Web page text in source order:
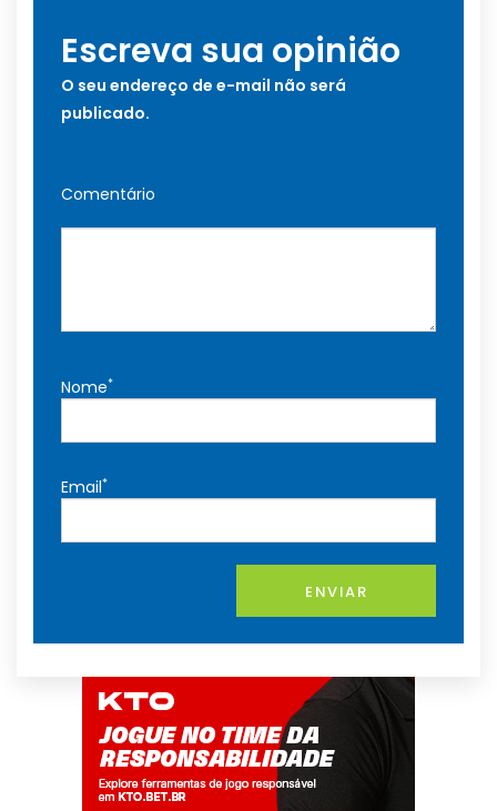
Escreva sua opinião
O seu endereço de e-mail não será
publicado.
Comentário
Nome*
Email*
ENVIAR